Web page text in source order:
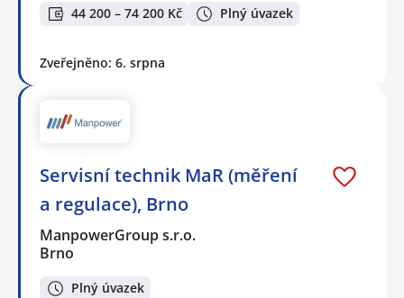
44 200 – 74 200 Kč Plný úvazek
Zveřejněno: 6. srpna
Servisní technik MaR (měření
a regulace), Brno
ManpowerGroup s.r.o.
Brno
Plný úvazek